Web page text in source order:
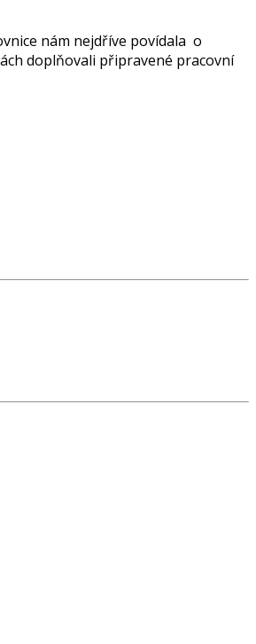
nám nejdříve povídala o
doplňovali připravené pracovní